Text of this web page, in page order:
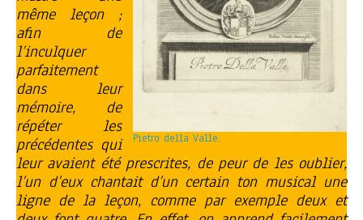
Pietro della Valle.
même leçon ;
afin de
l’inculquer
parfaitement
dans leur
mémoire, de
répéter les
précédentes qui
leur avaient été prescrites, de peur de les oublier,
l’un d’eux chantait d’un certain ton musical une
ligne de la leçon, comme par exemple deux et